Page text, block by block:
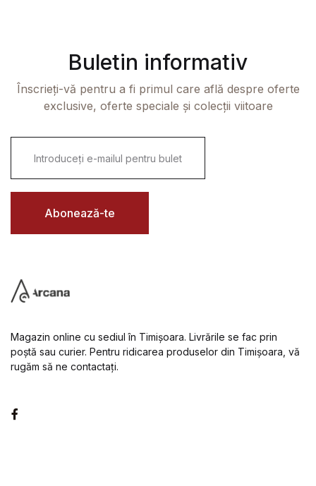
Buletin informativ
Înscrieți-vă pentru a fi primul care află despre oferte
exclusive, oferte speciale și colecții viitoare
i
l
Abonează-te
Magazin online cu sediul în Timișoara. Livrările se fac prin
poștă sau curier. Pentru ridicarea produselor din Timișoara, vă
rugăm să ne contactați.